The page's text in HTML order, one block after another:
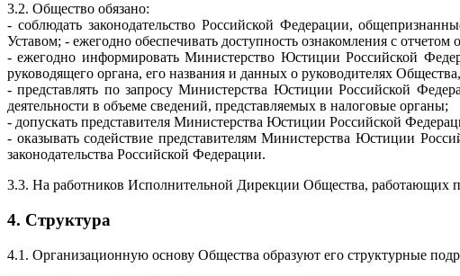
3.2. Общество обязано:
- соблюдать законодательство Российской Федерации,
Уставом; - ежегодно обеспечивать доступность ознакомления с
- ежегодно информировать Министерство Юстиции Российской
руководящего органа, его названия и данных о руководителях
- представлять по запросу Министерства Юстиции Российской
деятельности в объеме сведений, представляемых в налоговые органы;
- допускать представителя Министерства Юстиции Российской
- оказывать содействие представителям Министерства Юстиции
законодательства Российской Федерации.
3.3. На работников Исполнительной Дирекции Общества, работающих
4. Структура
4.1. Организационную основу Общества образуют его структурные